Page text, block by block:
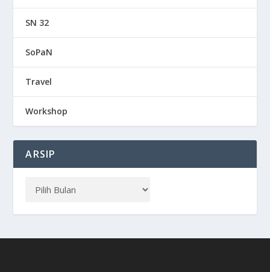
SN 32
SoPaN
Travel
Workshop
ARSIP